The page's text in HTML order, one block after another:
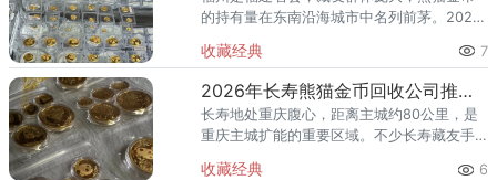
的持有量在东南沿海城市中名列前茅。2026
想趁高出手，却面临一个实际困惑：福州市
面上回收黄金的地方不少，
收藏经典 7
2026年长寿熊猫金币回收公司推荐 长寿哪里回收熊猫金币
长寿地处重庆腹心，距离主城约80公里，是
重庆主城扩能的重要区域。不少长寿藏友手
收藏经典 6